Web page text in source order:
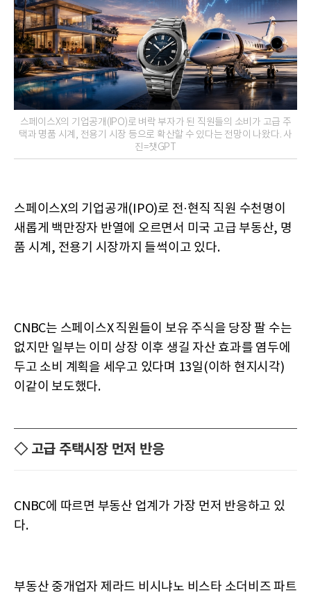
스페이스X의 기업공개(IPO)로 벼락 부자가 된 직원들의 소비가 고급 주
택과 명품 시계, 전용기 시장 등으로 확산할 수 있다는 전망이 나왔다. 사
진=챗GPT
스페이스X의 기업공개(IPO)로 전·현직 직원 수천명이
새롭게 백만장자 반열에 오르면서 미국 고급 부동산, 명
품 시계, 전용기 시장까지 들썩이고 있다.
CNBC는 스페이스X 직원들이 보유 주식을 당장 팔 수는
없지만 일부는 이미 상장 이후 생길 자산 효과를 염두에
두고 소비 계획을 세우고 있다며 13일(이하 현지시각)
이같이 보도했다.
◇ 고급 주택시장 먼저 반응
CNBC에 따르면 부동산 업계가 가장 먼저 반응하고 있
다.
부동산 중개업자 제라드 비시냐노 비스타 소더비즈 파트